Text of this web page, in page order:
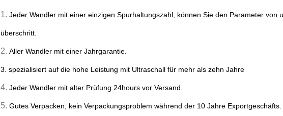
1. Jeder Wandler mit einer einzigen Spurhaltungszahl, können Sie den Parameter von
überschritt.
2. Aller Wandler mit einer Jahrgarantie.
3. spezialisiert auf die hohe Leistung mit Ultraschall für mehr als zehn Jahre
4. Jeder Wandler mit alter Prüfung 24hours vor Versand.
5. Gutes Verpacken, kein Verpackungsproblem während der 10 Jahre Exportgeschäfts.